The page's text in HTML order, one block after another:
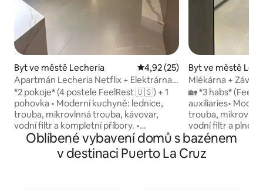
Byt ve městě Lecheria Průměrné hodnocení 4,92 z 5,
4,92 (25)
Apartmán Lecheria Netflix + Elektrárna +
Terasa
*2 pokoje* (4 postele FeelRest 🇺🇸) + 1
pohovka • Moderní kuchyně: lednice,
trouba, mikrovlnná trouba, kávovar,
vodní filtr a kompletní příbory. •
Kompletní technologie - Elektrická síť
220 V - Inteligentní vodní systém (vlastní
Byt ve městě
Mlékárna +
Nádraží - Luxusní
🏡 *3 habs*
auxiliaries•
trouba,
vodní filtr a plné
technologie -
⚡ - Chytrý vodní systém (vlastní záloha)
💧 - Pračka/sušička • Chytré kohoutky •
Oblíbené vybavení domů s bazénem
v destinaci Puerto La Cruz